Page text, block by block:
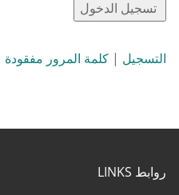
التسجيل | كلمة المرور مفقودة
روابط LINKS